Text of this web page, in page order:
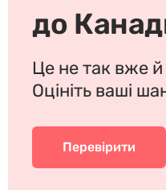
до
Це не так вже
Оцініть ваші
Перевірити